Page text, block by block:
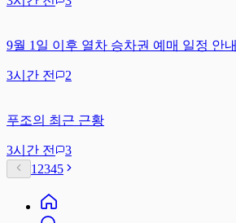
9월 1일 이후 열차 승차권 예매 일정 안내
3시간 전 2
푸조의 최근 근황
3시간 전
3
1 2345